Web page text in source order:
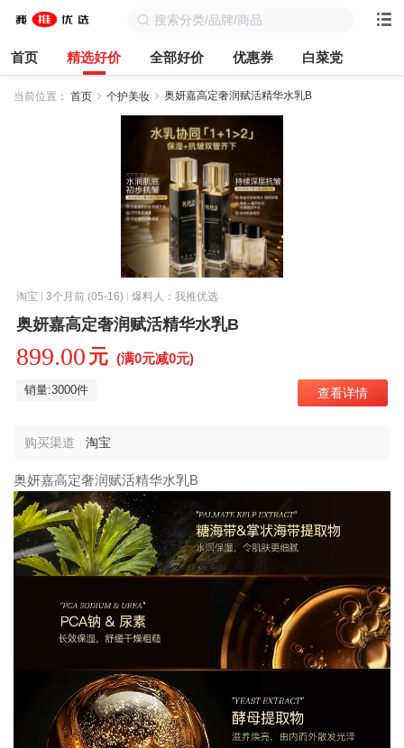
首页 精选好价 全部好价 优惠券 白菜党
当前位置： 首页 个护美妆 奥妍嘉高定奢润赋活精华水乳B
淘宝 3个月前 (05-16) 爆料人：我推优选
奥妍嘉高定奢润赋活精华水乳B
899.00 元 (满0元减0元)
销量:3000件 查看详情
购买渠道 淘宝
奥妍嘉高定奢润赋活精华水乳B